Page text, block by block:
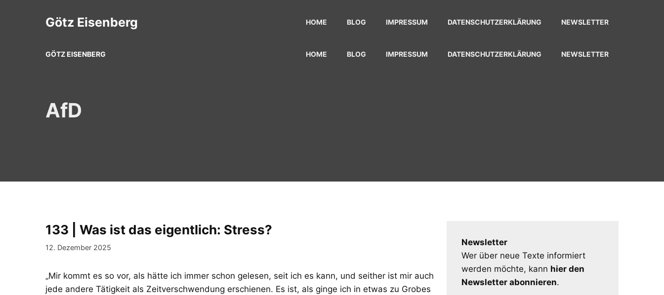
Götz Eisenberg HOME BLOG IMPRESSUM DATENSCHUTZERKLÄRUNG NEWSLETTER
GÖTZ EISENBERG HOME BLOG IMPRESSUM DATENSCHUTZERKLÄRUNG NEWSLETTER
AfD
133 | Was ist das eigentlich: Stress?
12. Dezember 2025
„Mir kommt es so vor, als hätte ich immer schon gelesen, seit ich es kann, und seither ist mir auch
jede andere Tätigkeit als Zeitverschwendung erschienen. Es ist, als ginge ich in etwas zu Grobes
Newsletter
Wer über neue Texte informiert
werden möchte, kann hier den
Newsletter abonnieren.